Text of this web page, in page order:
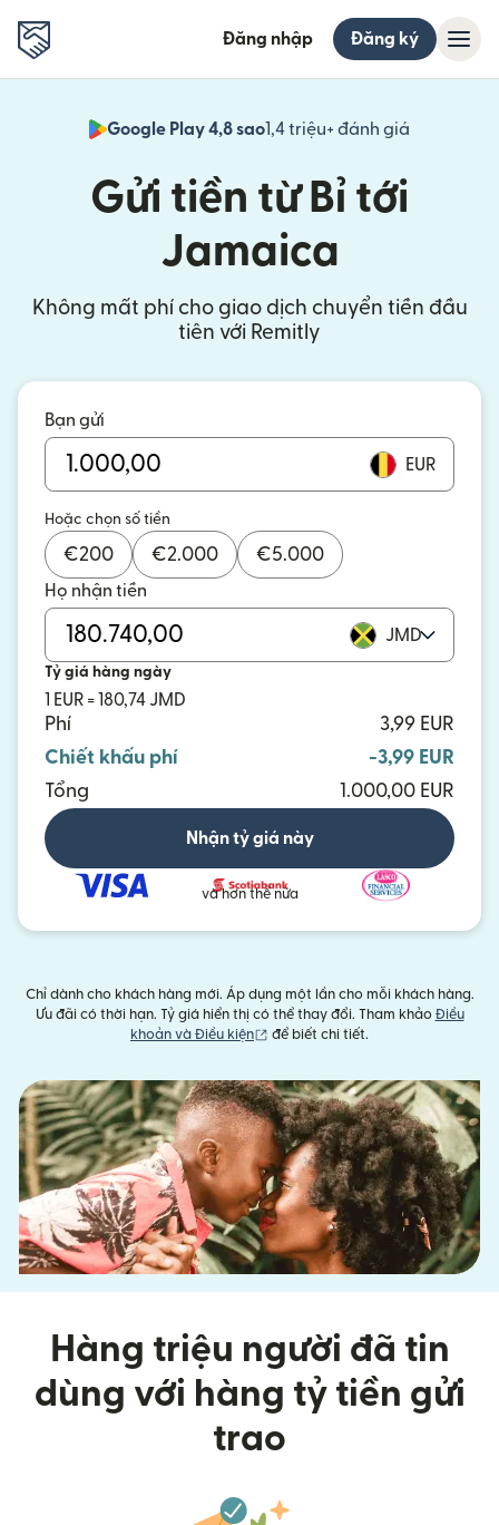
Đăng nhập Đăng ký
Google Play 4,8 sao1,4 triệu+ đánh giá
Gửi tiền từ Bỉ tới
Jamaica
Không mất phí cho giao dịch chuyển tiền đầu
tiên với Remitly
Bạn gửi
EUR
Hoặc chọn số tiền
€200 €2.000 €5.000
Họ nhận tiền
JMD
Tỷ giá hàng ngày
1 EUR = 180,74 JMD
Phí
3,99 EUR
Chiết khấu phí
-3,99 EUR
Tổng
1.000,00 EUR
Nhận tỷ giá này
và hơn thế nữa
Chỉ dành cho khách hàng mới. Áp dụng một lần cho mỗi khách hàng.
Ưu đãi có thời hạn. Tỷ giá hiển thị có thể thay đổi. Tham khảo Điều
khoản và Điều kiện
(mở trong cửa sổ mới)
để biết chi tiết.
Hàng triệu người đã tin
dùng với hàng tỷ tiền gửi
trao